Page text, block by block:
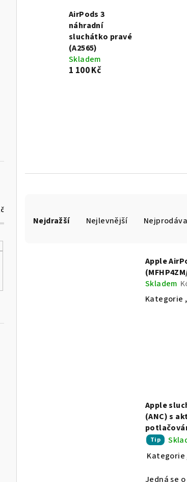
AirPods 3
náhradní
sluchátko pravé
(A2565)
Skladem
1 100 Kč
aNejdražší Nejlevnější
Apple
Skladem
Kategorie
Apple
(ANC) s
Tip
Kategorie
Jedná se